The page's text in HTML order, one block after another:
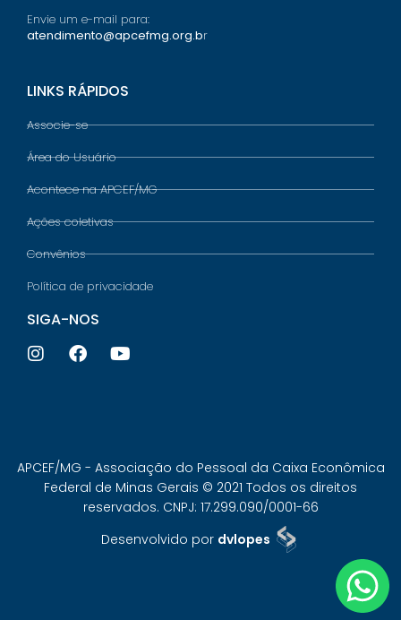
Envie um e-mail para:
atendimento@apcefmg.org.br
LINKS RÁPIDOS
Associe-se
Área do Usuário
Acontece na APCEF/MG
Ações coletivas
Convênios
Política de privacidade
SIGA-NOS
APCEF/MG - Associação do Pessoal da Caixa Econômica
Federal de Minas Gerais © 2021 Todos os direitos
reservados. CNPJ: 17.299.090/0001-66
Desenvolvido por dvlopes